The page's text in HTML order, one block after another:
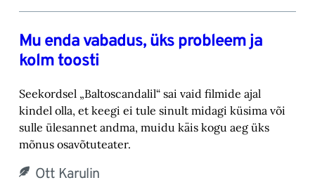
Mu enda vabadus, üks probleem ja
kolm toosti
Seekordsel „Baltoscandalil“ sai vaid filmide ajal
kindel olla, et keegi ei tule sinult midagi küsima või
sulle ülesannet andma, muidu käis kogu aeg üks
mõnus osavõtuteater.
Ott Karulin